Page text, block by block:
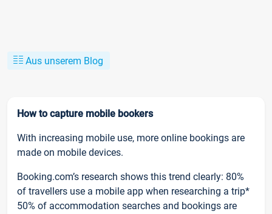
Aus unserem Blog
How to capture mobile bookers
With increasing mobile use, more online bookings are
made on mobile devices.
Booking.com’s research shows this trend clearly: 80%
of travellers use a mobile app when researching a trip*
50% of accommodation searches and bookings are